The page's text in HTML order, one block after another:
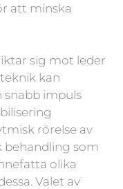
att minska
sig mot leder
kan
snabb impuls
rörelse av
behandling som
olika
Valet av